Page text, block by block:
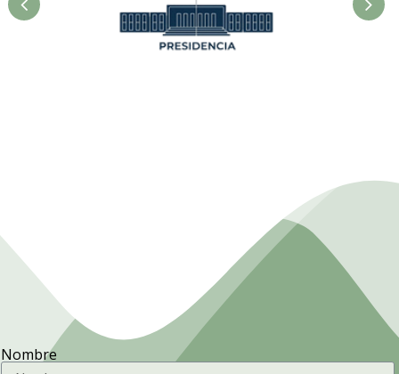
Nombre